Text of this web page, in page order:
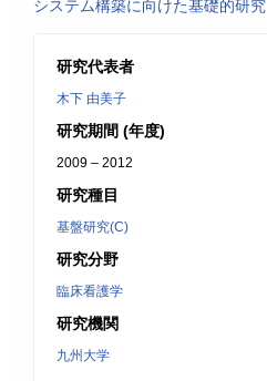
システム構築に向けた基礎的研究
研究代表者
木下 由美子
研究期間 (年度)
2009 – 2012
研究種目
基盤研究(C)
研究分野
臨床看護学
研究機関
九州大学